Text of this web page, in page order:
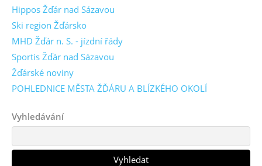
Hippos Žďár nad Sázavou
Ski region Žďársko
MHD Žďár n. S. - jízdní řády
Sportis Žďár nad Sázavou
Žďárské noviny
POHLEDNICE MĚSTA ŽĎÁRU A BLÍZKÉHO OKOLÍ
Vyhledávání